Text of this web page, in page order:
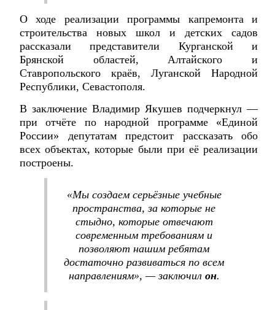
О ходе реализации программы капремонта и
строительства новых школ и детских садов
рассказали представители Курганской и
Брянской областей, Алтайского и
Ставропольского краёв, Луганской Народной
Республики, Севастополя.
В заключение Владимир Якушев подчеркнул —
при отчёте по народной программе «Единой
России» депутатам предстоит рассказать обо
всех объектах, которые были при её реализации
построены.
«Мы создаем серьёзные учебные
пространства, за которые не
стыдно, которые отвечают
современным требованиям и
позволяют нашим ребятам
достаточно развиваться по всем
направлениям», — заключил он.